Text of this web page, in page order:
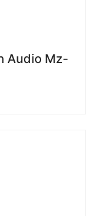
Audio Mz-